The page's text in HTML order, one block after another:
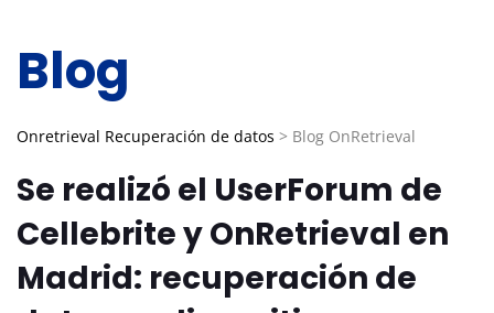
Blog
Onretrieval Recuperación de datos > Blog OnRetrieval
Se realizó el UserForum de
Cellebrite y OnRetrieval en
Madrid: recuperación de